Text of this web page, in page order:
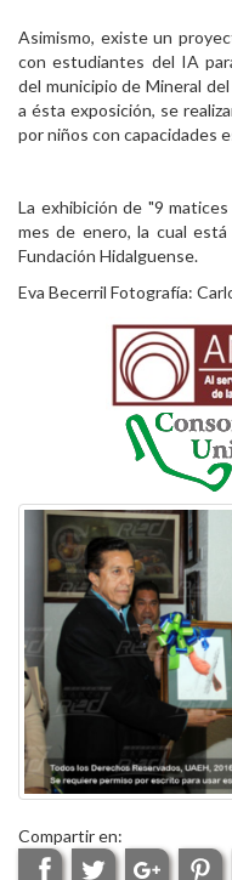
Asimismo, existe un
con estudiantes del IA
del municipio de Mineral
a ésta exposición, se
por niños con capacidades
La exhibición de "9
mes de enero, la cual
Fundación Hidalguense.
Eva Becerril Fotografía:
Compartir en: